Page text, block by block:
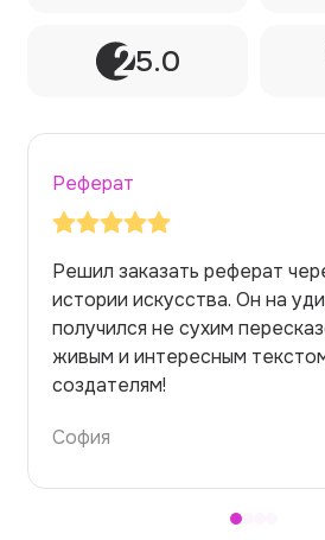
5.0
Реферат
Заказывала реферат с
на медицинскую тему.
но справилась. Термины
правильно. Для быстрого
темой — идеально.
Алина